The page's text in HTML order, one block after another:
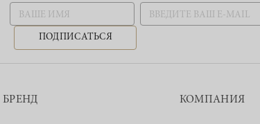
ПОДПИСАТЬСЯ
БРЕНД КОМПАНИЯ